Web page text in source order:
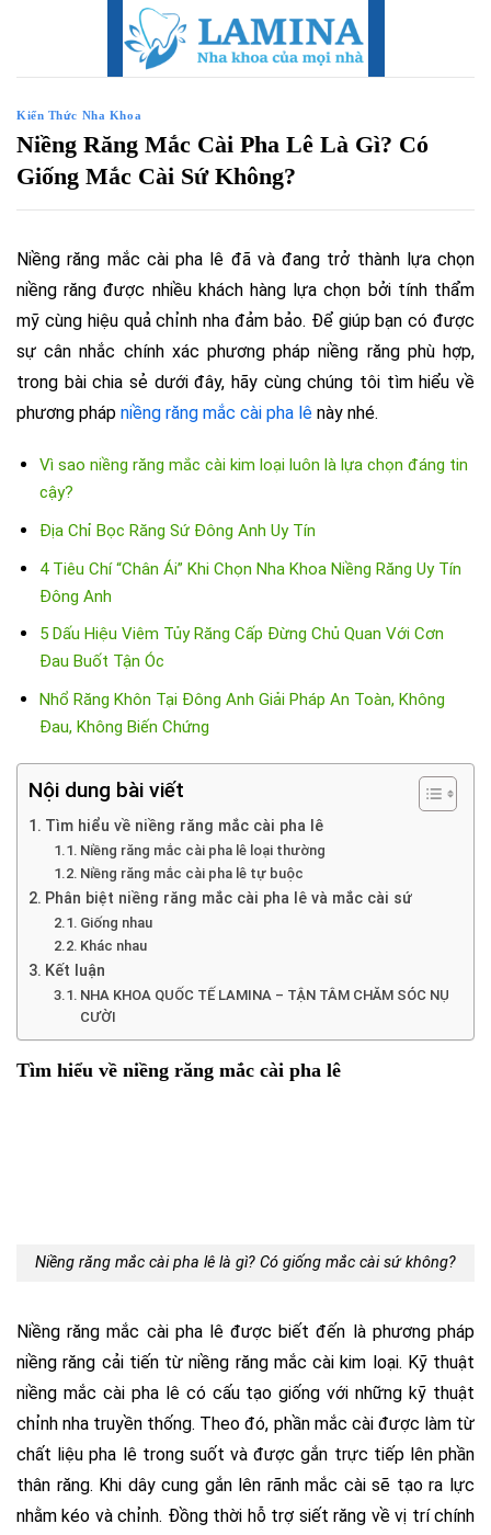
Kiến Thức Nha Khoa
Niềng Răng Mắc Cài Pha Lê Là Gì? Có
Giống Mắc Cài Sứ Không?
Niềng răng mắc cài pha lê đã và đang trở thành lựa chọn
niềng răng được nhiều khách hàng lựa chọn bởi tính thẩm
mỹ cùng hiệu quả chỉnh nha đảm bảo. Để giúp bạn có được
sự cân nhắc chính xác phương pháp niềng răng phù hợp,
trong bài chia sẻ dưới đây, hãy cùng chúng tôi tìm hiểu về
phương pháp niềng răng mắc cài pha lê này nhé.
Vì sao niềng răng mắc cài kim loại luôn là lựa chọn đáng tin
cậy?
Địa Chỉ Bọc Răng Sứ Đông Anh Uy Tín
4 Tiêu Chí “Chân Ái” Khi Chọn Nha Khoa Niềng Răng Uy Tín
Đông Anh
5 Dấu Hiệu Viêm Tủy Răng Cấp Đừng Chủ Quan Với Cơn
Đau Buốt Tận Óc
Nhổ Răng Khôn Tại Đông Anh Giải Pháp An Toàn, Không
Đau, Không Biến Chứng
Nội dung bài viết
Tìm hiểu về niềng răng mắc cài pha lê
Niềng răng mắc cài pha lê loại thường
Niềng răng mắc cài pha lê tự buộc
Phân biệt niềng răng mắc cài pha lê và mắc cài sứ
Giống nhau
Khác nhau
Kết luận
NHA KHOA QUỐC TẾ LAMINA – TẬN TÂM CHĂM SÓC NỤ
CƯỜI
Tìm hiểu về niềng răng mắc cài pha lê
Niềng răng mắc cài pha lê là gì? Có giống mắc cài sứ không?
Niềng răng mắc cài pha lê được biết đến là phương pháp
niềng răng cải tiến từ niềng răng mắc cài kim loại. Kỹ thuật
niềng mắc cài pha lê có cấu tạo giống với những kỹ thuật
chỉnh nha truyền thống. Theo đó, phần mắc cài được làm từ
chất liệu pha lê trong suốt và được gắn trực tiếp lên phần
thân răng. Khi dây cung gắn lên rãnh mắc cài sẽ tạo ra lực
nhằm kéo và chỉnh. Đồng thời hỗ trợ siết răng về vị trí chính